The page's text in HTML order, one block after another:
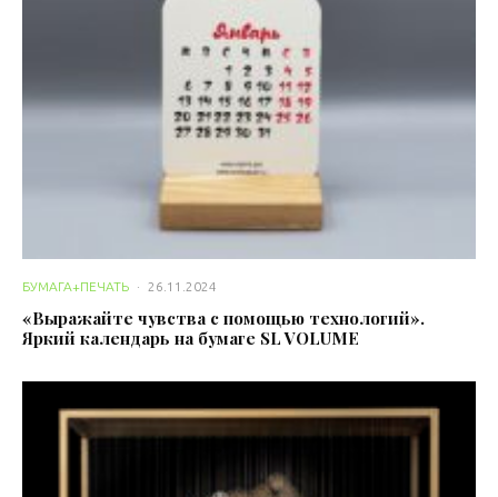
БУМАГА+ПЕЧАТЬ · 26.11.2024
«Выражайте чувства с помощью технологий».
Яркий календарь на бумаге SL VOLUME